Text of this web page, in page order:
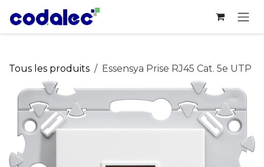
Se rendre au contenu
Tous les produits Essensya Prise RJ45 Cat. 5e UTP